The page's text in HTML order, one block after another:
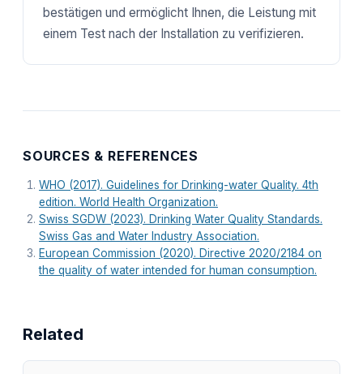
bestätigen und ermöglicht Ihnen, die Leistung mit
einem Test nach der Installation zu verifizieren.
SOURCES & REFERENCES
WHO (2017). Guidelines for Drinking-water Quality. 4th
edition. World Health Organization.
Swiss SGDW (2023). Drinking Water Quality Standards.
Swiss Gas and Water Industry Association.
European Commission (2020). Directive 2020/2184 on
the quality of water intended for human consumption.
Related